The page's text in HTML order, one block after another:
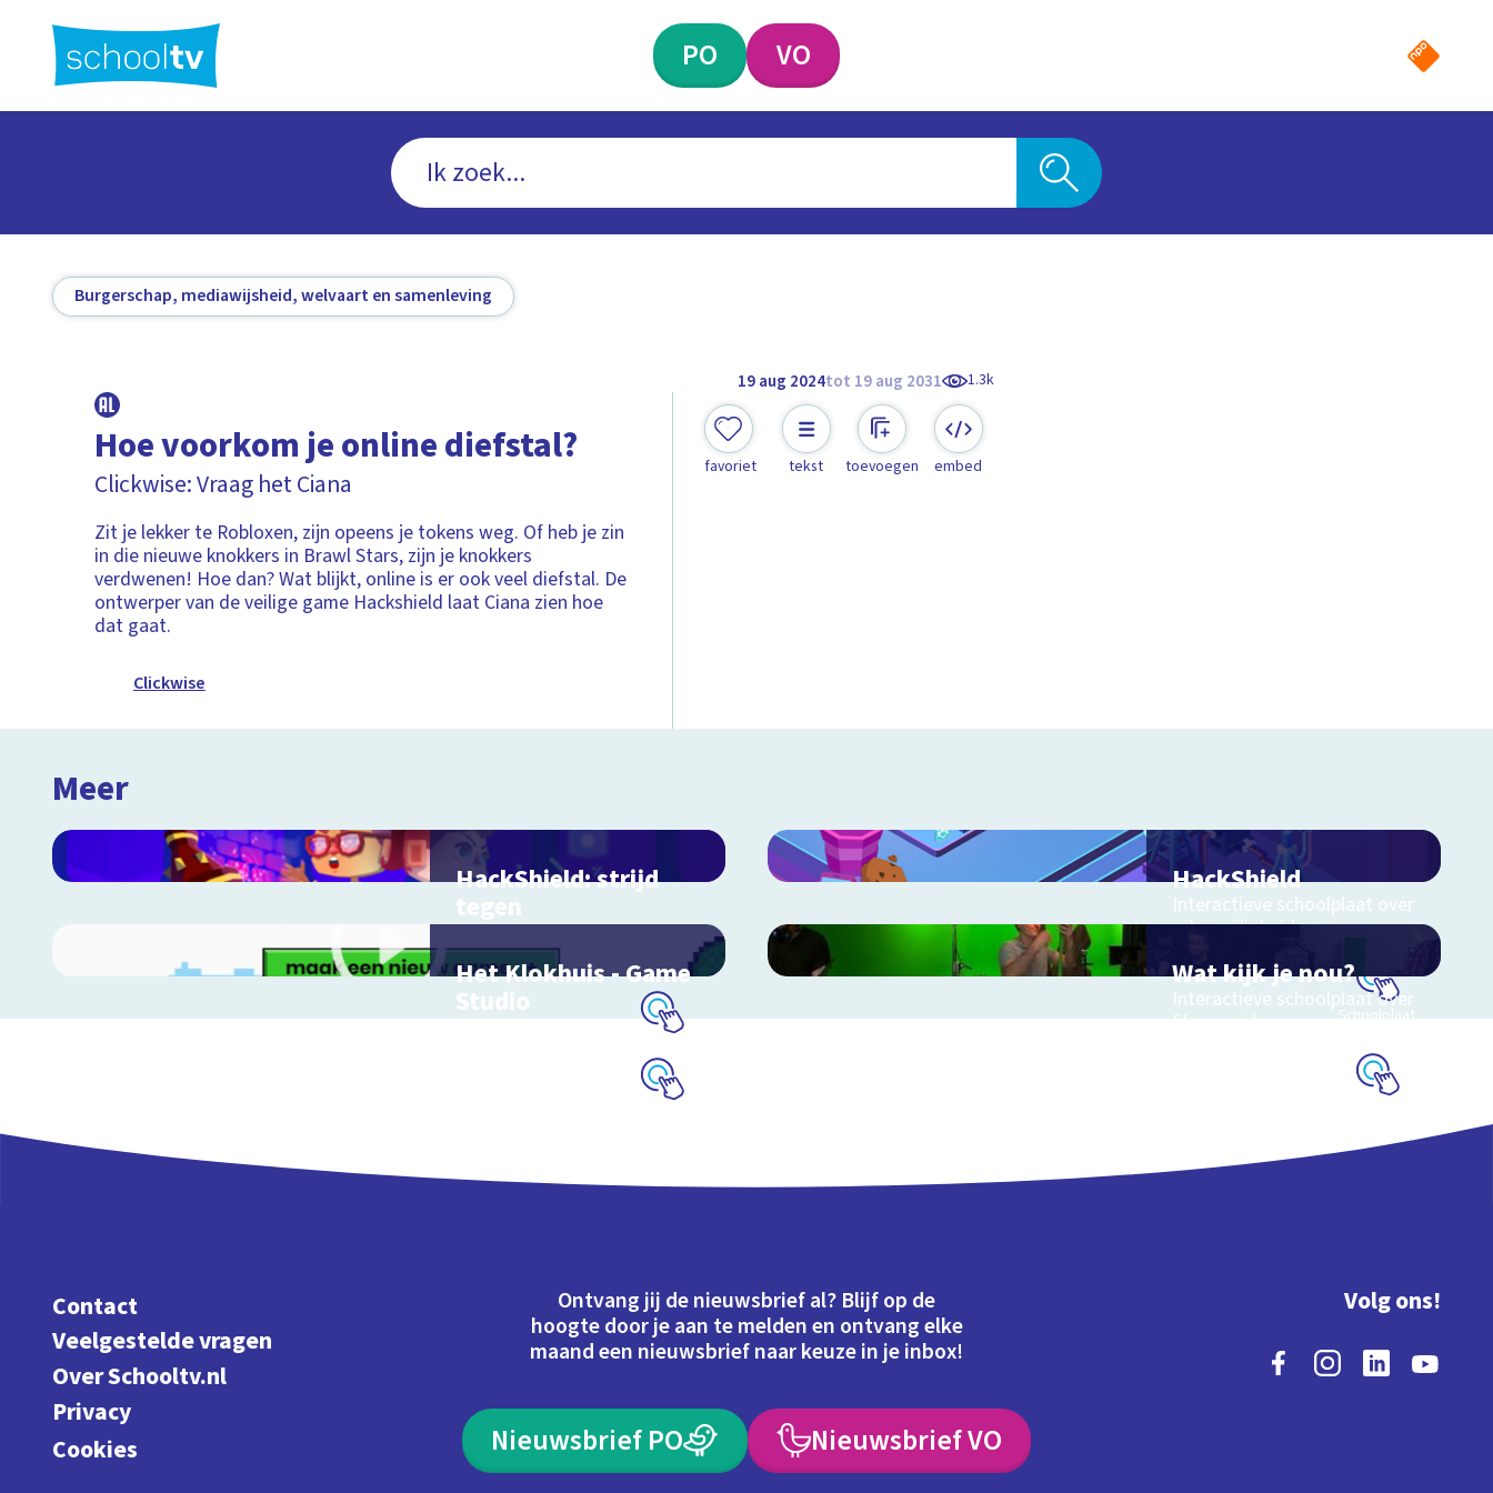
hoofdinhoud
PO VO
Burgerschap, mediawijsheid, welvaart en samenleving
19 aug 2024tot 19 aug 2031 1.3k
Hoe voorkom je online diefstal?
Clickwise: Vraag het Ciana
Zit je lekker te Robloxen, zijn opeens je tokens weg. Of heb je zin
in die nieuwe knokkers in Brawl Stars, zijn je knokkers
verdwenen! Hoe dan? Wat blijkt, online is er ook veel diefstal. De
ontwerper van de veilige game Hackshield laat Ciana zien hoe
dat gaat.
Clickwise
favoriet tekst toevoegen embed
Meer
HackShield: strijd
tegen
cybercriminaliteit
Strijd mee tegen hackers
HackShield
Interactieve schoolplaat over
cyberveiligheid
Schoolplaat
Het Klokhuis - Game
Studio
Maak je eigen game
Wat kijk je nou?
Interactieve schoolplaat over
film en video
Contact
Veelgestelde vragen
Over Schooltv.nl
Privacy
Cookies
Ontvang jij de nieuwsbrief al? Blijf op de
hoogte door je aan te melden en ontvang elke
maand een nieuwsbrief naar keuze in je inbox!
Nieuwsbrief PO Nieuwsbrief VO
Volg ons!